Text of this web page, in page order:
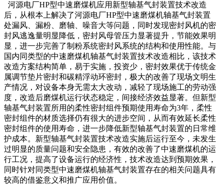
河源电厂HP型中速磨煤机应用新型轴基气封装置技术改造
后，从根本上解决了河源电厂HP型中速磨煤机轴基气封装置
处漏风、漏粉、磨轴、噪音大等问题，同时发现密封风机的密
封风逃逸量明显降低，密封风母管压力显著提升，节能效果明
显，进一步完善了制粉系统密封风系统的结构和使用性能。与
国内同类型的中速磨煤机轴基气封装置技术改造相比，该技术
改造方案结构简单，易于实施，投资少，密封效果优于传统金
属调节垫片密封和碳精浮动环密封，极大的改善了现场文明生
产情况，对设备本身无需太大改动，减轻了现场施工的劳动强
度，改造后磨煤机运行状态稳定，间接经济效益显著。但新型
轴基气封装置所用的柔性密封组件预期使用寿命为3年，柔性
密封组件的材质选择仍有很大的进步空间，从而有效延长柔性
密封组件的使用寿命，进一步降低新型轴基气封装置的日常维
护成本。新型轴基气封装置技术改造实施后运行至今，未发生
过明显的质量问题和安全隐患，有效的改善了中速磨煤机的运
行工况，提高了设备运行的经济性，技术改造达到预期效果，
同时针对同类型中速磨煤机轴基气封装置存在的相关问题具有
较高的借鉴意义和推广应用价值。